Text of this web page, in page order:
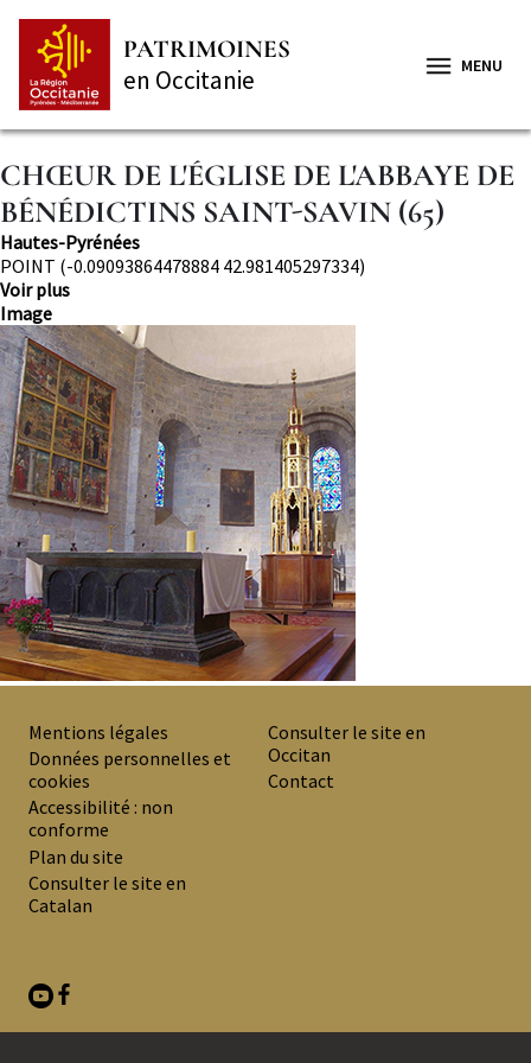
contenu
principal
PATRIMOINES
en Occitanie MENU
CHŒUR DE L'ÉGLISE DE L'ABBAYE DE
BÉNÉDICTINS SAINT-SAVIN (65)
Département
Hautes-Pyrénées
Localisation
POINT (-0.09093864478884 42.981405297334)
Voir plus
Image
Image
PREMIER
MENU
DE
BAS
DE
Mentions légales
Données personnelles et
cookies
Accessibilité : non
conforme
Plan du site
Consulter le site en
Catalan
Consulter le site en
Occitan
Contact